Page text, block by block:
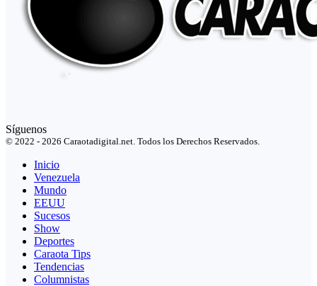
Síguenos
© 2022 - 2026 Caraotadigital.net. Todos los Derechos Reservados.
Inicio
Venezuela
Mundo
EEUU
Sucesos
Show
Deportes
Caraota Tips
Tendencias
Columnistas